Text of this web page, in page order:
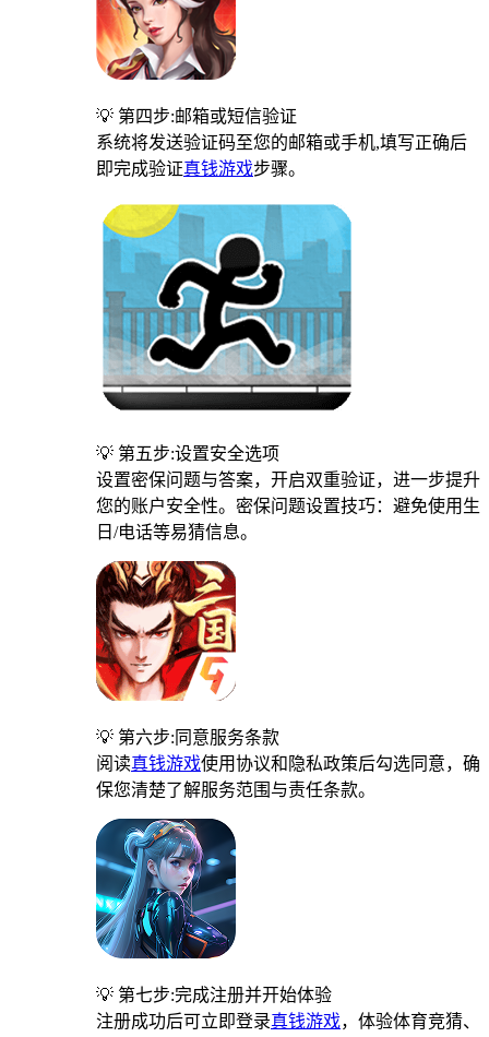
💡 第四步:邮箱或短信验证
系统将发送验证码至您的邮箱或手机,填写正确后
即完成验证真钱游戏步骤。
💡 第五步:设置安全选项
设置密保问题与答案，开启双重验证，进一步提升
您的账户安全性。密保问题设置技巧：避免使用生
日/电话等易猜信息。
💡 第六步:同意服务条款
阅读真钱游戏使用协议和隐私政策后勾选同意，确
保您清楚了解服务范围与责任条款。
💡 第七步:完成注册并开始体验
注册成功后可立即登录真钱游戏，体验体育竞猜、